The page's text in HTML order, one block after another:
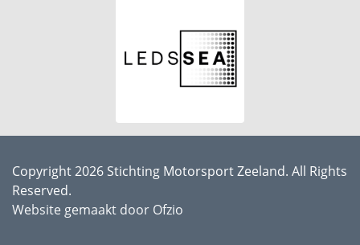
Copyright 2026 Stichting Motorsport Zeeland. All Rights
Reserved.
Website gemaakt door Ofzio